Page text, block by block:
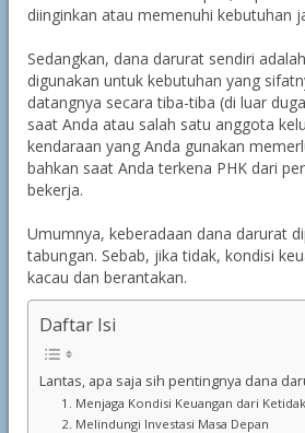
diinginkan atau memenuhi kebutuhan
Sedangkan, dana darurat sendiri
digunakan untuk kebutuhan yang
datangnya secara tiba-tiba (di luar
saat Anda atau salah satu anggota
kendaraan yang Anda gunakan
bahkan saat Anda terkena PHK dari
bekerja.
Umumnya, keberadaan dana darurat
tabungan. Sebab, jika tidak, kondisi
kacau dan berantakan.
Daftar Isi
Lantas, apa saja sih pentingnya dana
1. Menjaga Kondisi Keuangan dari
2. Melindungi Investasi Masa Depan